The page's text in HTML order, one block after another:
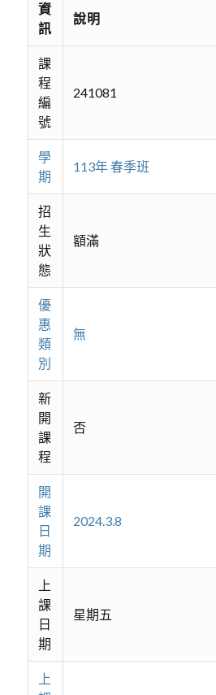
資
訊
說明
課
程
編
號
241081
學
期
113年 春季班
招
生
狀
態
額滿
優
惠
類
別
無
新
開
課
程
否
開
課
日
期
2024.3.8
上
課
日
期
星期五
上